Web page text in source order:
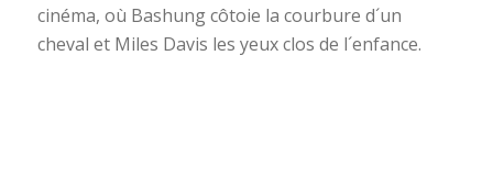
cinéma, où Bashung côtoie la courbure d´un
cheval et Miles Davis les yeux clos de l´enfance.